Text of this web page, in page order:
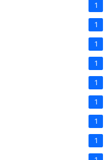
1
1
1
1
1
1
1
1